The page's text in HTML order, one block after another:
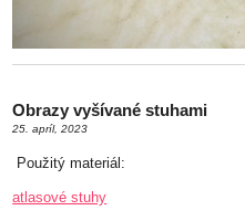
Obrazy vyšívané stuhami
25. apríl, 2023
Použitý materiál:
atlasové stuhy